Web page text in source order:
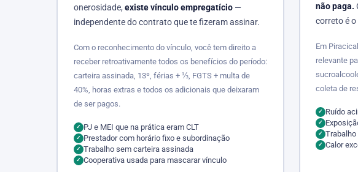
onerosidade, existe vínculo empregatício—
independente do contrato que te fizeram assinar.
Com o reconhecimento do vínculo, você tem direito a
receber retroativamente todos os benefícios do período:
carteira assinada, 13º, férias + ⅓, FGTS + multa de
40%, horas extras e todos os adicionais que deixaram
de ser pagos.
✓ PJ e MEI que na prática eram CLT
✓ Prestador com horário fixo e subordinação
✓ Trabalho sem carteira assinada
✓ Cooperativa usada para mascarar vínculo
não paga.
correto é
Em
relevante
coleta de
✓ Ruído
✓
✓
✓ Calor